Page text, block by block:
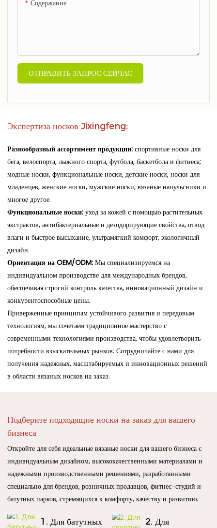
Содержание
ОТПРАВИТЬ ЗАПРОС СЕЙЧАС
Экспертиза носков Jixingfeng:
Разнообразный ассортимент продукции: спортивные носки для
бега, велоспорта, лыжного спорта, футбола, баскетбола и фитнеса;
модные носки, функциональные носки, детские носки, носки для
младенцев, женские носки, мужские носки, вязаные напульсники и
многое другое.
Функциональные носки: уход за кожей с помощью растительных
экстрактов, антибактериальные и дезодорирующие свойства, отвод
влаги и быстрое высыхание, ультрамягкий комфорт, экологичный
дизайн.
Ориентация на OEM/ODM: Мы специализируемся на
индивидуальном производстве для международных брендов,
обеспечивая строгий контроль качества, инновационный дизайн и
конкурентоспособные цены.
Приверженные принципам устойчивого развития и передовым
технологиям, мы сочетаем традиционное мастерство с
современными технологиями производства, чтобы удовлетворить
потребности взыскательных рынков. Сотрудничайте с нами для
получения надежных, масштабируемых и инновационных решений
в области вязаных носков на заказ.
Подберите подходящие носки на заказ для вашего
бизнеса
Откройте для себя идеальные вязаные носки для вашего бизнеса с
индивидуальным дизайном, высококачественными материалами и
надежными производственными решениями, разработанными
специально для брендов, розничных продавцов, фитнес-студий и
батутных парков, стремящихся к комфорту, качеству и развитию.
1. Для батутных
2. Для